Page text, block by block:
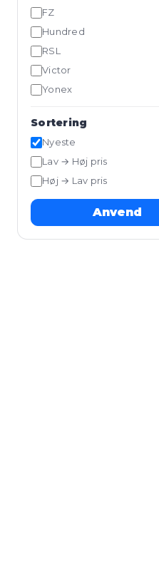
FZ
Hundred
RSL
Victor
Yonex
Sortering
Nyeste
Lav → Høj pris
Høj → Lav pris
Anvend